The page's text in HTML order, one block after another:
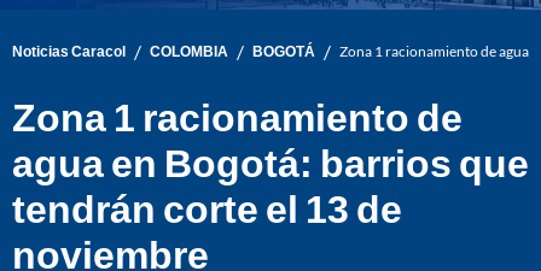
Noticias Caracol / COLOMBIA / BOGOTÁ / Zona 1 racionamiento de agua
Zona 1 racionamiento de
agua en Bogotá: barrios que
tendrán corte el 13 de
noviembre